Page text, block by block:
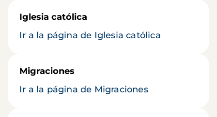
Iglesia católica
Ir a la página de Iglesia católica
Migraciones
Ir a la página de Migraciones